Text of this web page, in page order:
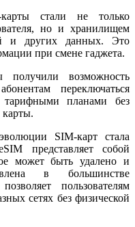
стали не только
но и хранилищем
и других данных. Это
при смене гаджета.
получили возможность
переключаться
планами без
карты.
SIM-карт стала
представляет собой
может быть удалено и
в большинстве
пользователям
сетях без физической